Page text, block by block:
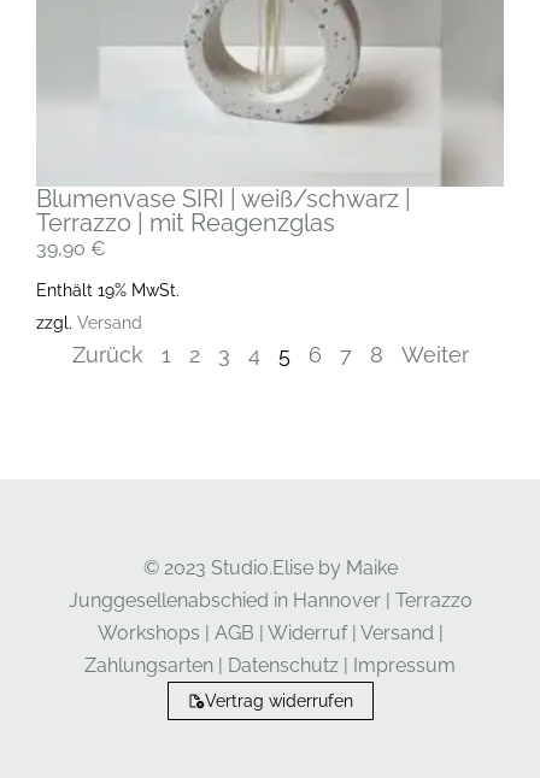
Blumenvase SIRI | weiß/schwarz |
Terrazzo | mit Reagenzglas
39,90 €
Enthält 19% MwSt.
zzgl. Versand
Zurück 1 2 3 4 5 6 7 8 Weiter
© 2023 Studio.Elise by Maike
Junggesellenabschied in Hannover| Terrazzo
Workshops | AGB | Widerruf| Versand |
Zahlungsarten | Datenschutz | Impressum
Vertrag widerrufen